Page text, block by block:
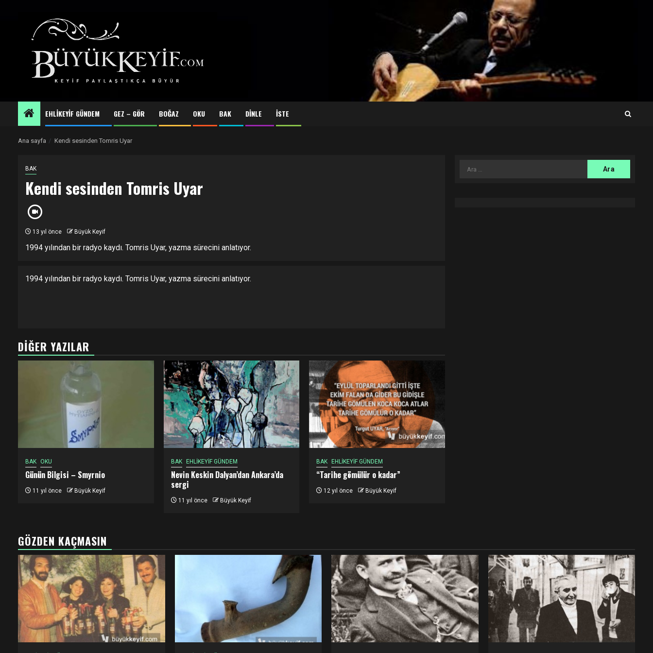
EHLİKEYİF GÜNDEM GEZ – GÖR BOĞAZ OKU BAK DİNLE İSTE
Ana sayfa Kendi sesinden Tomris Uyar
BAK
Kendi sesinden Tomris Uyar
13 yıl önce Büyük Keyif
1994 yılından bir radyo kaydı. Tomris Uyar, yazma sürecini anlatıyor.
1994 yılından bir radyo kaydı. Tomris Uyar, yazma sürecini anlatıyor.
DIĞER YAZILAR
BAK OKU
Günün Bilgisi – Smyrnio
11 yıl önce Büyük Keyif
BAK EHLİKEYİF GÜNDEM
Nevin Keskin Dalyan’dan Ankara’da
sergi
11 yıl önce Büyük Keyif
BAK EHLİKEYİF GÜNDEM
“Tarihe gömülür o kadar”
12 yıl önce Büyük Keyif
Arama:
GÖZDEN KAÇMASIN